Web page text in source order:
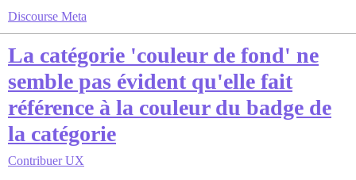
Discourse Meta
La catégorie 'couleur de fond' ne
semble pas évident qu'elle fait
référence à la couleur du badge de
la catégorie
Contribuer UX